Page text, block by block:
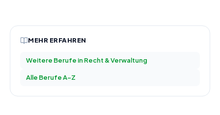
MEHR ERFAHREN
Weitere Berufe in Recht & Verwaltung
Alle Berufe A–Z